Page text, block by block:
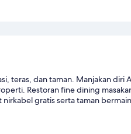
teras, dan taman. Manjakan diri
Restoran fine dining
gratis serta taman